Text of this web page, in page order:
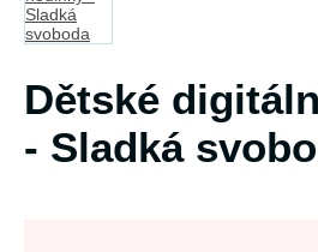
Dětské
- Sladká